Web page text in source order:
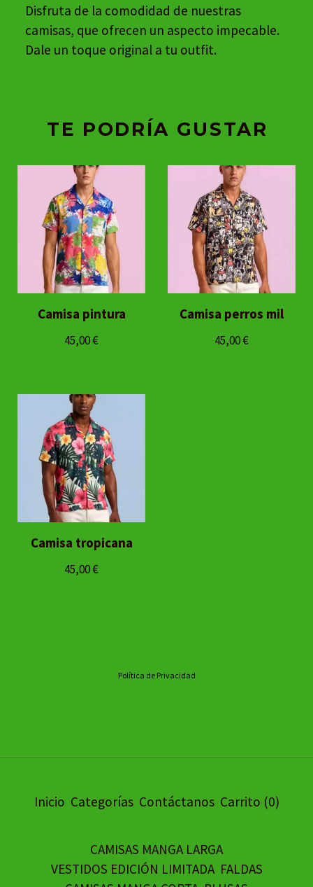
Disfruta de la comodidad de nuestras
camisas, que ofrecen un aspecto impecable.
Dale un toque original a tu outfit.
TE PODRÍA GUSTAR
Camisa pintura
45,00€
Camisa perros mil
45,00€
Camisa tropicana
45,00€
Política de Privacidad
Inicio Categorías Contáctanos Carrito (0)
CAMISAS MANGA LARGA
VESTIDOS EDICIÓN LIMITADA FALDAS